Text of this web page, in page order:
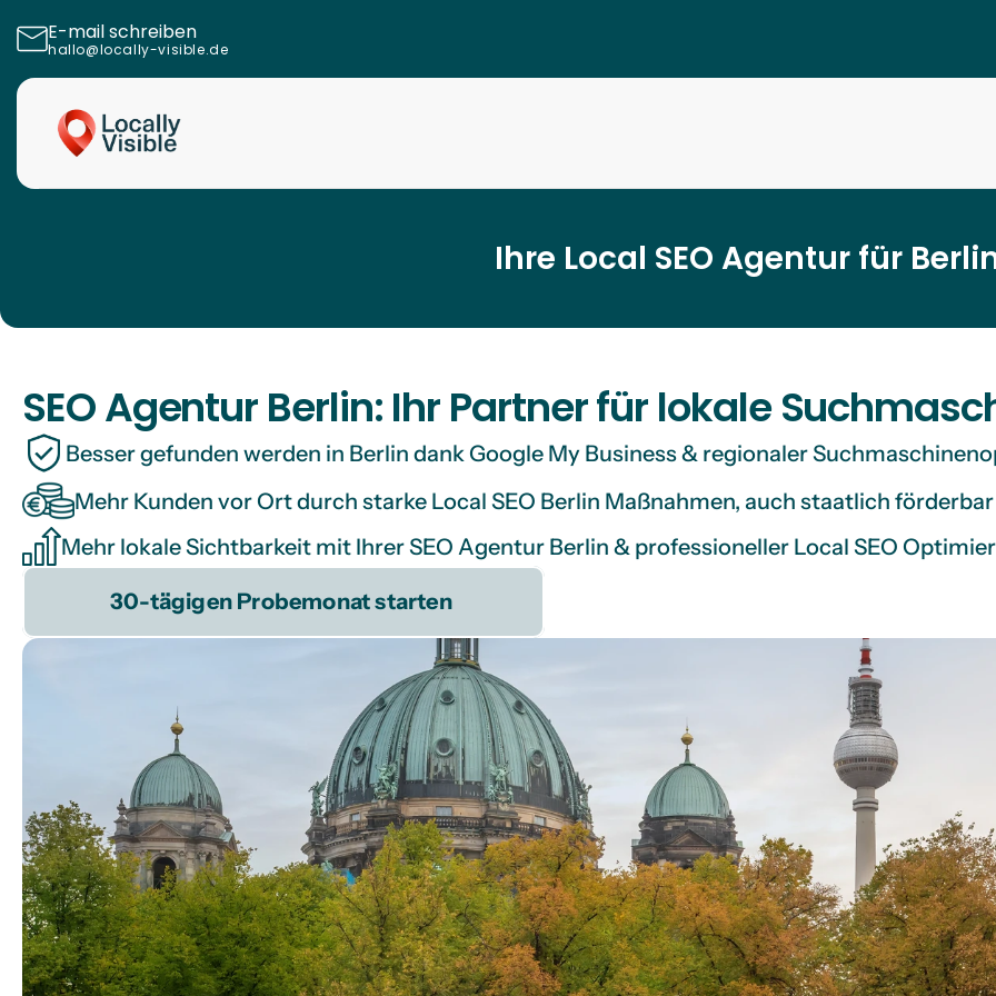
E-mail schreiben
hallo@locally-visible.de
Mehr erfahren
Ihre Local SEO Agentur für
SEO Agentur Berlin: Ihr Partner für lokale
Besser gefunden werden in Berlin dank Google My Business & regionaler
Mehr Kunden vor Ort durch starke Local SEO Berlin Maßnahmen, auch staatlich förderbar
Mehr lokale Sichtbarkeit mit Ihrer SEO Agentur Berlin & professioneller Local SEO
30-tägigen Probemonat starten